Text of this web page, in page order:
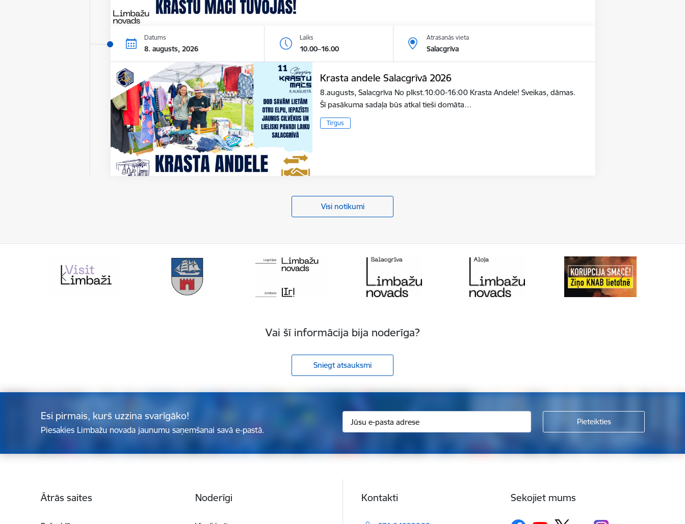
Datums
8. augusts, 2026
Laiks
10.00–16.00
Atrašanās vieta
Salacgrīva
Krasta andele Salacgrīvā 2026
8.augusts, Salacgrīva No plkst.10:00-16:00 Krasta Andele! Sveikas, dāmas.
Šī pasākuma sadaļa būs atkal tieši domāta…
Tirgus
Visi notikumi
Vai šī informācija bija noderīga?
Sniegt atsauksmi
Esi pirmais, kurš uzzina svarīgāko!
Piesakies Limbažu novada jaunumu saņemšanai savā e-pastā.
Ātrās saites Noderīgi Kontakti Sekojiet mums